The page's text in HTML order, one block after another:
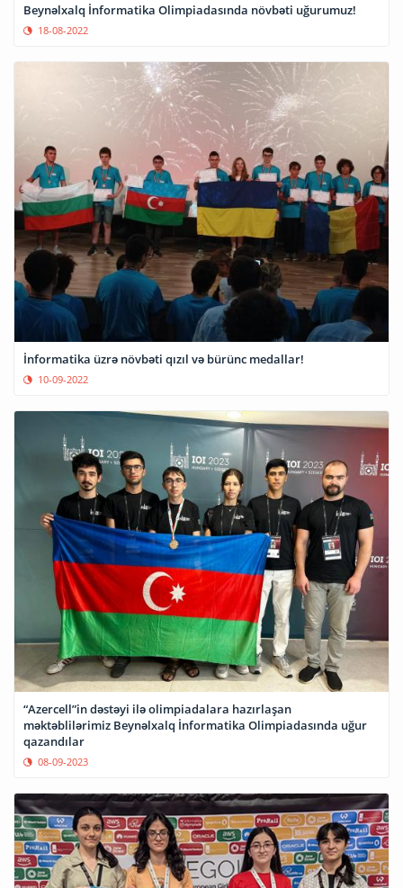
Beynəlxalq İnformatika Olimpiadasında növbəti uğurumuz!
18-08-2022
İnformatika üzrə növbəti qızıl və bürünc medallar!
10-09-2022
“Azercell”in dəstəyi ilə olimpiadalara hazırlaşan
məktəblilərimiz Beynəlxalq İnformatika Olimpiadasında uğur
qazandılar
08-09-2023